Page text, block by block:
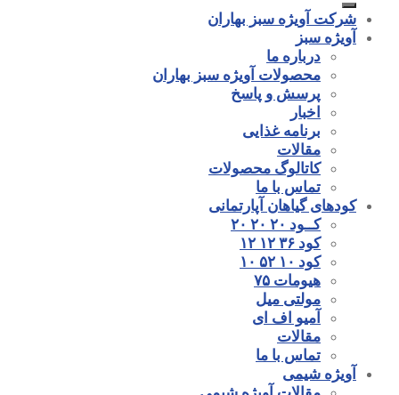
شرکت آویژه سبز بهاران
آویژه سبز
درباره ما
محصولات آویژه سبز بهاران
پرسش و پاسخ
اخبار
برنامه غذایی
مقالات
کاتالوگ محصولات
تماس با ما
کودهای گیاهان آپارتمانی
کــود ۲۰ ۲۰ ۲۰
کود ۳۶ ۱۲ ۱۲
کود ۱۰ ۵۲ ۱۰
هیومات ۷۵
مولتی میل
آمیو اف ای
مقالات
تماس با ما
آویژه شیمی